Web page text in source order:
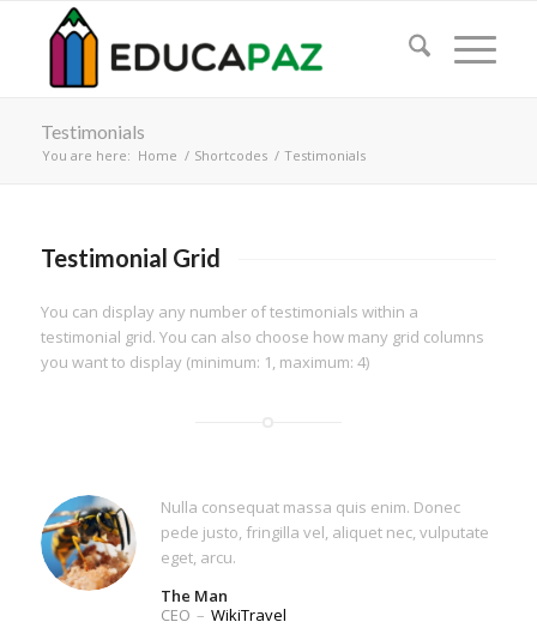
Testimonials
You are here: Home / Shortcodes / Testimonials
Testimonial Grid
You can display any number of testimonials within a
testimonial grid. You can also choose how many grid columns
you want to display (minimum: 1, maximum: 4)
Nulla consequat massa quis enim. Donec
pede justo, fringilla vel, aliquet nec, vulputate
eget, arcu.
The Man
CEO – WikiTravel